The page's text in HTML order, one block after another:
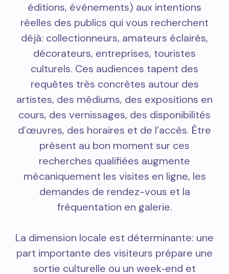
éditions, événements) aux intentions
réelles des publics qui vous recherchent
déjà: collectionneurs, amateurs éclairés,
décorateurs, entreprises, touristes
culturels. Ces audiences tapent des
requêtes très concrètes autour des
artistes, des médiums, des expositions en
cours, des vernissages, des disponibilités
d’œuvres, des horaires et de l’accès. Être
présent au bon moment sur ces
recherches qualifiées augmente
mécaniquement les visites en ligne, les
demandes de rendez-vous et la
fréquentation en galerie.
La dimension locale est déterminante: une
part importante des visiteurs prépare une
sortie culturelle ou un week‑end et